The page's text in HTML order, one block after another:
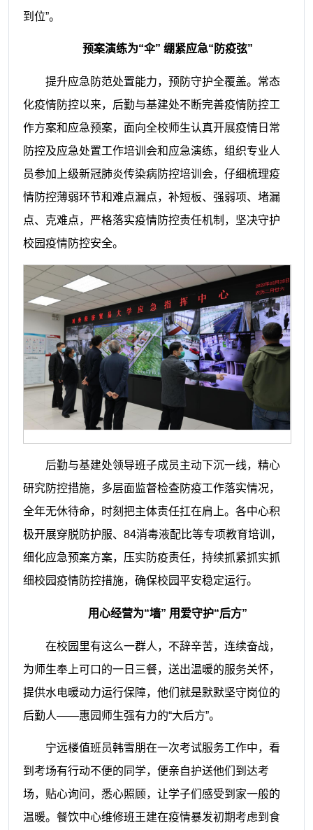
到位”。
预案演练为“伞” 绷紧应急“防疫弦”
提升应急防范处置能力，预防守护全覆盖。常态
化疫情防控以来，后勤与基建处不断完善疫情防控工
作方案和应急预案，面向全校师生认真开展疫情日常
防控及应急处置工作培训会和应急演练，组织专业人
员参加上级新冠肺炎传染病防控培训会，仔细梳理疫
情防控薄弱环节和难点漏点，补短板、强弱项、堵漏
点、克难点，严格落实疫情防控责任机制，坚决守护
校园疫情防控安全。
后勤与基建处领导班子成员主动下沉一线，精心
研究防控措施，多层面监督检查防疫工作落实情况，
全年无休待命，时刻把主体责任扛在肩上。各中心积
极开展穿脱防护服、 84消毒液配比等专项教育培训，
细化应急预案方案，压实防疫责任，持续抓紧抓实抓
细校园疫情防控措施，确保校园平安稳定运行。
用心经营为“墙” 用爱守护“后方”
在校园里有这么一群人，不辞辛苦，连续奋战，
为师生奉上可口的一日三餐，送出温暖的服务关怀，
提供水电暖动力运行保障，他们就是默默坚守岗位的
后勤人——惠园师生强有力的“大后方”。
宁远楼值班员韩雪朋在一次考试服务工作中，看
到考场有行动不便的同学，便亲自护送他们到达考
场，贴心询问，悉心照顾，让学子们感受到家一般的
温暖。餐饮中心维修班王建在疫情暴发初期考虑到食